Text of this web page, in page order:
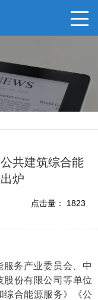
共建筑综合能
炉
点击量： 1823
务产业委员会、中
股份有限公司等单位
综合能源服务》《公